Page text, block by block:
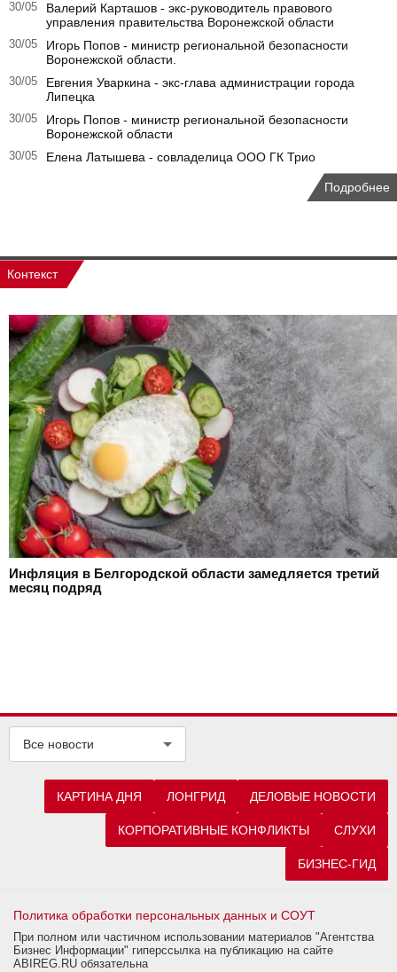
30/05
Валерий Карташов - экс-руководитель правового
управления правительства Воронежской области
30/05
Игорь Попов - министр региональной безопасности
Воронежской области.
30/05
Евгения Уваркина - экс-глава администрации города
Липецка
30/05
Игорь Попов - министр региональной безопасности
Воронежской области
30/05 Елена Латышева - совладелица ООО ГК Трио
Подробнее
Контекст
Инфляция в Белгородской области замедляется третий
месяц подряд
Все новости
КАРТИНА ДНЯ ЛОНГРИД ДЕЛОВЫЕ НОВОСТИ
КОРПОРАТИВНЫЕ КОНФЛИКТЫ СЛУХИ
БИЗНЕС-ГИД
Политика обработки персональных данных и СОУТ
При полном или частичном использовании материалов "Агентства
Бизнес Информации" гиперссылка на публикацию на сайте
ABIREG.RU обязательна